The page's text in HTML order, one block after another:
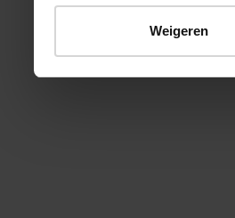
Weigeren
© 2026 Stichting Forten Nederland